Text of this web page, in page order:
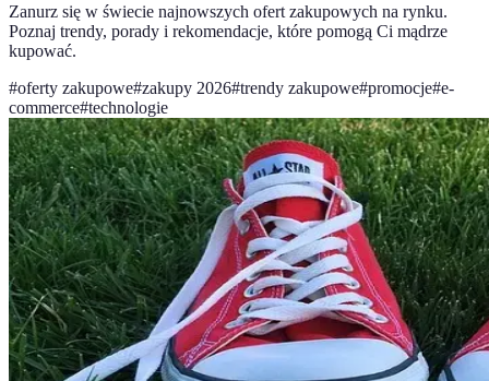
Zanurz się w świecie najnowszych ofert zakupowych na rynku.
Poznaj trendy, porady i rekomendacje, które pomogą Ci mądrze
kupować.
#oferty zakupowe#zakupy 2026#trendy zakupowe#promocje#e-
commerce#technologie